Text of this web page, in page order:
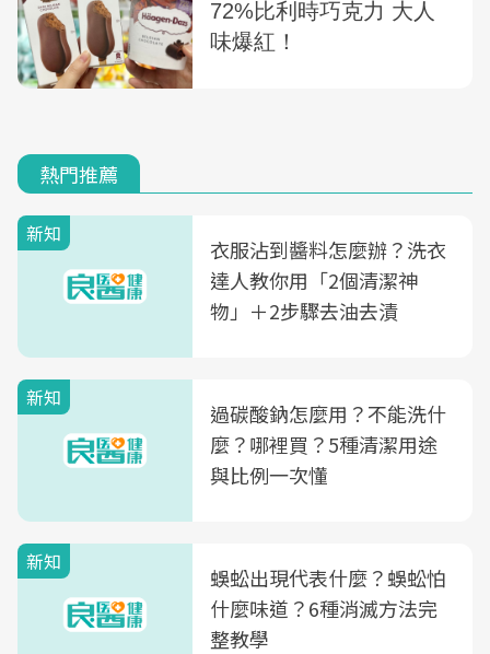
熱門推薦
新知
衣服沾到醬料怎麼辦？洗衣
達人教你用「2個清潔神
物」＋2步驟去油去漬
新知
過碳酸鈉怎麼用？不能洗什
麼？哪裡買？5種清潔用途
與比例一次懂
新知
蜈蚣出現代表什麼？蜈蚣怕
什麼味道？6種消滅方法完
整教學